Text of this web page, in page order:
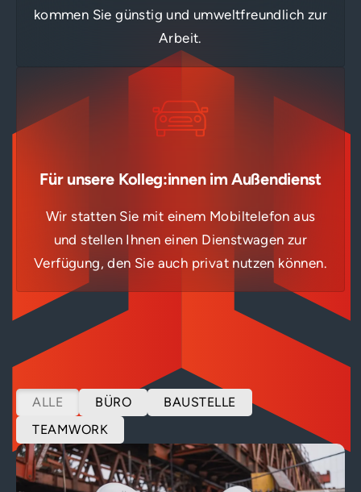
kommen Sie günstig und umweltfreundlich zur
Arbeit.
Für unsere Kolleg:innen im Außendienst
Wir statten Sie mit einem Mobiltelefon aus
und stellen Ihnen einen Dienstwagen zur
Verfügung, den Sie auch privat nutzen können.
ALLE BÜRO
BAUSTELLE
TEAMWORK